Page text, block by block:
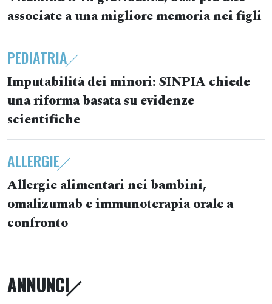
associate a una migliore memoria nei figli
PEDIATRIA
Imputabilità dei minori: SINPIA chiede
una riforma basata su evidenze
scientifiche
ALLERGIE
Allergie alimentari nei bambini,
omalizumab e immunoterapia orale a
confronto
ANNUNCI